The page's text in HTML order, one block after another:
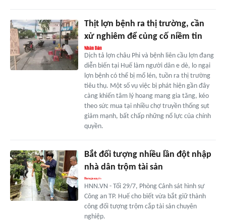
Thịt lợn bệnh ra thị trường, cần
xử nghiêm để củng cố niềm tin
Dịch tả lợn châu Phi và bệnh liên cầu lợn đang
diễn biến tại Huế làm người dân e dè, lo ngại
lợn bệnh có thể bị mổ lén, tuồn ra thị trường
tiêu thụ. Một số vụ việc bị phát hiện gần đây
càng khiến tâm lý hoang mang gia tăng, kéo
theo sức mua tại nhiều chợ truyền thống sụt
giảm mạnh, bất chấp những nổ lực của chính
quyền.
Bắt đối tượng nhiều lần đột nhập
nhà dân trộm tài sản
HNN.VN - Tối 29/7, Phòng Cảnh sát hình sự
Công an TP. Huế cho biết vừa bắt giữ thành
công đối tượng trộm cắp tài sản chuyên
nghiệp.